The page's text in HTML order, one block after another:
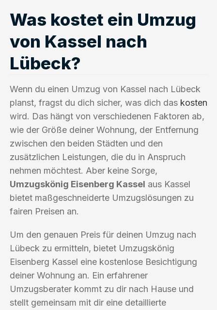
Was kostet ein Umzug
von Kassel nach
Lübeck?
Wenn du einen Umzug von Kassel nach Lübeck
planst, fragst du dich sicher, was dich das kosten
wird. Das hängt von verschiedenen Faktoren ab,
wie der Größe deiner Wohnung, der Entfernung
zwischen den beiden Städten und den
zusätzlichen Leistungen, die du in Anspruch
nehmen möchtest. Aber keine Sorge,
Umzugskönig Eisenberg Kassel aus Kassel
bietet maßgeschneiderte Umzugslösungen zu
fairen Preisen an.
Um den genauen Preis für deinen Umzug nach
Lübeck zu ermitteln, bietet Umzugskönig
Eisenberg Kassel eine kostenlose Besichtigung
deiner Wohnung an. Ein erfahrener
Umzugsberater kommt zu dir nach Hause und
stellt gemeinsam mit dir eine detaillierte